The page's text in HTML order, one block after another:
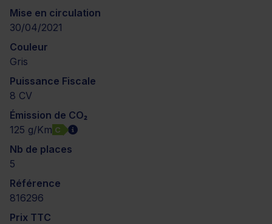
Mise en circulation
30/04/2021
Couleur
Gris
Puissance Fiscale
8 CV
Émission de CO₂
125 g/Km C
Nb de places
5
Référence
816296
Prix TTC